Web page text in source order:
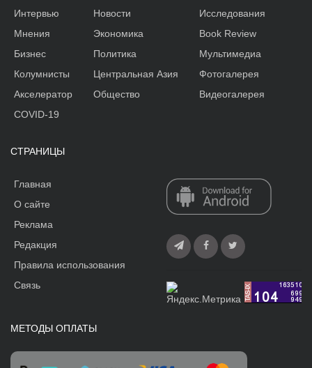
Интервью
Мнения
Бизнес
Колумнисты
Акселератор
Новости
Экономика
Политика
Центральная Азия
Общество
Исследования
Book Review
Мультимедиа
Фотогалерея
Видеогалерея
COVID-19
СТРАНИЦЫ
Главная
О сайте
Реклама
Редакция
Правила использования
Связь
МЕТОДЫ ОПЛАТЫ